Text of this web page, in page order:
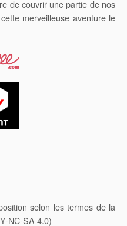
de couvrir une partie de nos
merveilleuse aventure le
selon les termes de la
NC-SA 4.0)